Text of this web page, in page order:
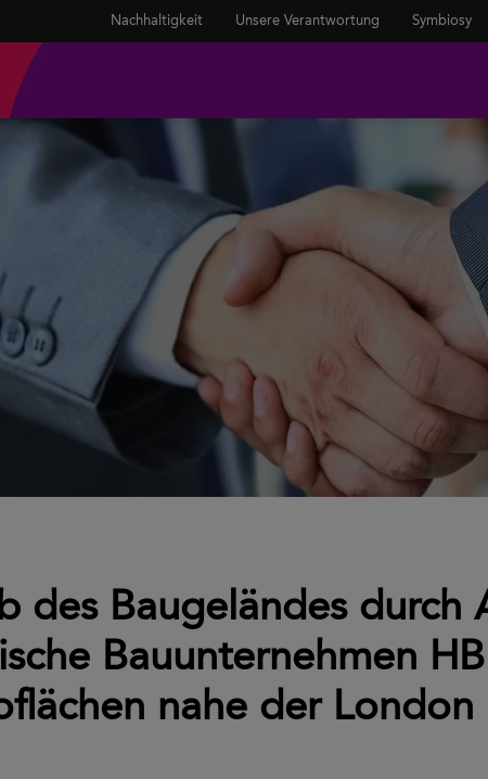
Nachhaltigkeit Unsere Verantwortung Symbiosy
des Baugeländes
Bauunternehmen
nahe der London